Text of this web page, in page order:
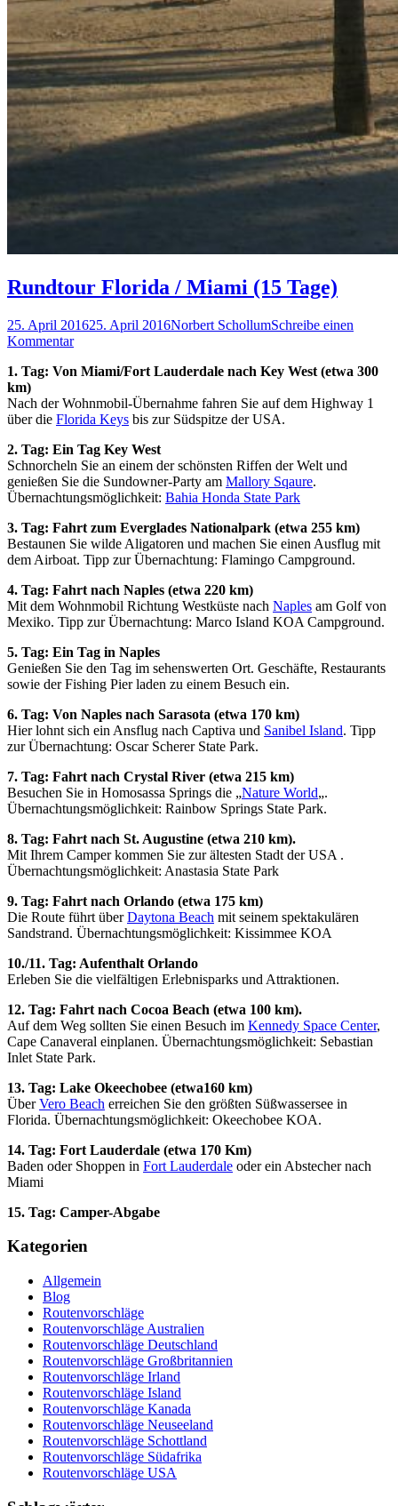
Rundtour Florida / Miami (15 Tage)
25. April 201625. April 2016Norbert SchollumSchreibe einen
Kommentar
1. Tag: Von Miami/Fort Lauderdale nach Key West (etwa 300
km)
Nach der Wohnmobil-Übernahme fahren Sie auf dem Highway 1
über die Florida Keys bis zur Südspitze der USA.
2. Tag: Ein Tag Key West
Schnorcheln Sie an einem der schönsten Riffen der Welt und
genießen Sie die Sundowner-Party am Mallory Sqaure.
Übernachtungsmöglichkeit: Bahia Honda State Park
3. Tag: Fahrt zum Everglades Nationalpark (etwa 255 km)
Bestaunen Sie wilde Aligatoren und machen Sie einen Ausflug mit
dem Airboat. Tipp zur Übernachtung: Flamingo Campground.
4. Tag: Fahrt nach Naples (etwa 220 km)
Mit dem Wohnmobil Richtung Westküste nach Naples am Golf von
Mexiko. Tipp zur Übernachtung: Marco Island KOA Campground.
5. Tag: Ein Tag in Naples
Genießen Sie den Tag im sehenswerten Ort. Geschäfte, Restaurants
sowie der Fishing Pier laden zu einem Besuch ein.
6. Tag: Von Naples nach Sarasota (etwa 170 km)
Hier lohnt sich ein Ansflug nach Captiva und Sanibel Island. Tipp
zur Übernachtung: Oscar Scherer State Park.
7. Tag: Fahrt nach Crystal River (etwa 215 km)
Besuchen Sie in Homosassa Springs die „Nature World„.
Übernachtungsmöglichkeit: Rainbow Springs State Park.
8. Tag: Fahrt nach St. Augustine (etwa 210 km).
Mit Ihrem Camper kommen Sie zur ältesten Stadt der USA .
Übernachtungsmöglichkeit: Anastasia State Park
9. Tag: Fahrt nach Orlando (etwa 175 km)
Die Route führt überDaytona Beach mit seinem spektakulären
Sandstrand. Übernachtungsmöglichkeit: Kissimmee KOA
10./11. Tag: Aufenthalt Orlando
Erleben Sie die vielfältigen Erlebnisparks und Attraktionen.
12. Tag: Fahrt nach Cocoa Beach (etwa 100 km).
Auf dem Weg sollten Sie einen Besuch im Kennedy Space Center,
Cape Canaveral einplanen. Übernachtungsmöglichkeit: Sebastian
Inlet State Park.
13. Tag: Lake Okeechobee (etwa160 km)
ÜberVero Beach erreichen Sie den größten Süßwassersee in
Florida. Übernachtungsmöglichkeit: Okeechobee KOA.
14. Tag: Fort Lauderdale (etwa 170 Km)
Baden oder Shoppen in Fort Lauderdale oder ein Abstecher nach
Miami
15. Tag: Camper-Abgabe
Kategorien
Allgemein
Blog
Routenvorschläge
Routenvorschläge Australien
Routenvorschläge Deutschland
Routenvorschläge Großbritannien
Routenvorschläge Irland
Routenvorschläge Island
Routenvorschläge Kanada
Routenvorschläge Neuseeland
Routenvorschläge Schottland
Routenvorschläge Südafrika
Routenvorschläge USA